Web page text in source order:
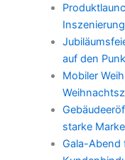
auf den
Mobiler
starke
Gala-Abend